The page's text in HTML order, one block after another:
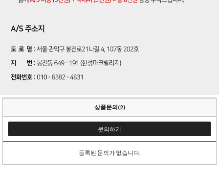
상품문의(2)
문의하기
등록된 문의가 없습니다.